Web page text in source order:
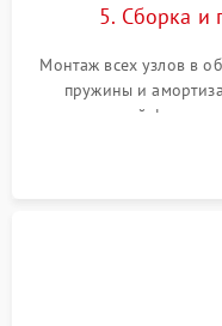
5. Сборка и
Монтаж всех узлов в
пружины и
надежной
герметиком для